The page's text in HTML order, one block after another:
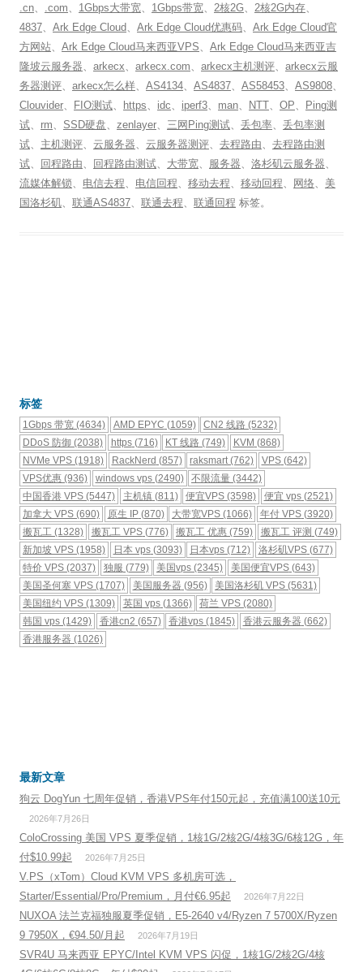
.cn、 .com、 1Gbps大带宽、 1Gbps带宽、 2核2G、 2核2G内存、
4837、 Ark Edge Cloud、 Ark Edge Cloud优惠码、 Ark Edge Cloud官
方网站、 Ark Edge Cloud马来西亚VPS、 Ark Edge Cloud马来西亚吉
隆坡云服务器、 arkecx、 arkecx.com、 arkecx主机测评、 arkecx云服
务器测评、 arkecx怎么样、 AS4134、 AS4837、 AS58453、 AS9808、
Clouvider、 FIO测试、 https、 idc、 iperf3、 man、 NTT、 OP、
Ping测
试、 rm、 SSD硬盘、 zenlayer、 三网Ping测试、 丢包率、 丢包率测
试、 主机测评、 云服务器、 云服务器测评、 去程路由、 去程路由测
试、 回程路由、 回程路由测试、 大带宽、 服务器、 洛杉矶云服务器、
流媒体解锁、 电信去程、 电信回程、 移动去程、 移动回程、 网络、 美
国洛杉矶、 联通AS4837、 联通去程、 联通回程 标签。
标签
1Gbps 带宽 (4634) AMD EPYC (1059) CN2 线路 (5232)
DDoS 防御 (2038) https(716) KT 线路 (749) KVM (868)
NVMe VPS (1918) RackNerd (857) raksmart(762) VPS(642)
VPS优惠 (936) windows vps(2490) 不限流量 (3442)
中国香港 VPS (5447) 主机镇(811) 便宜VPS (3598) 便宜 vps(2521)
加拿大 VPS (690) 原生 IP(870) 大带宽VPS (1066) 年付 VPS(3920)
搬瓦工 (1328) 搬瓦工 VPS(776) 搬瓦工 优惠 (759) 搬瓦工 评测 (749)
新加坡 VPS (1958) 日本 vps(3093) 日本vps (712) 洛杉矶VPS(677)
特价 VPS (2037) 独服 (779) 美国vps (2345) 美国便宜VPS(643)
美国圣何塞 VPS (1707) 美国服务器 (956) 美国洛杉矶 VPS (5631)
美国纽约 VPS (1309) 英国 vps(1366) 荷兰 VPS (2080)
韩国 vps (1429) 香港cn2 (657) 香港vps (1845) 香港云服务器 (662)
香港服务器 (1026)
最新文章
狗云 DogYun 七周年促销，香港VPS年付150元起，充值满100送10元
2026年7月26日
ColoCrossing 美国 VPS 夏季促销，1核1G/2核2G/4核3G/6核12G，年
付$10.99起
2026年7月25日
V.PS（xTom）Cloud KVM VPS 多机房可选，
Starter/Essential/Pro/Premium，月付€6.95起
2026年7月22日
NUXOA 法兰克福独服夏季促销，E5-2640 v4/Ryzen 7 5700X/Ryzen
9 7950X，€94.50/月起
2026年7月19日
SVR4U 马来西亚 EPYC/Intel KVM VPS 闪促，1核1G/2核2G/4核